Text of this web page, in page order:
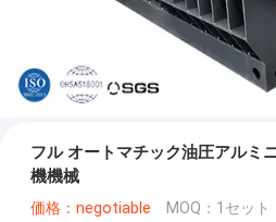
フル オートマチック油圧アルミ
機機械
価格：negotiable MOQ：1セット